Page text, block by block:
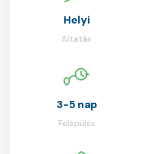
Helyi
Altatás
3-5 nap
Felépülés